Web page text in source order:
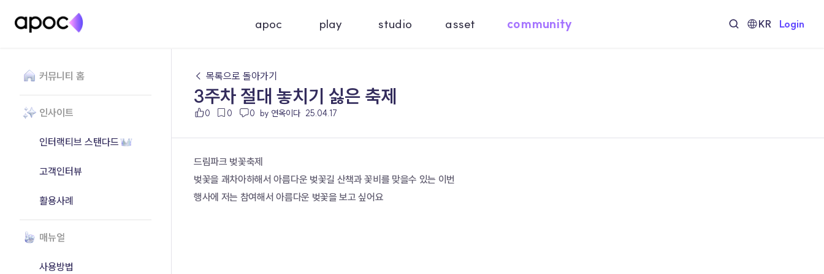
apoc play studio asset community KR Login
커뮤니티 홈
인사이트
인터랙티브 스탠다드
고객인터뷰
활용사례
매뉴얼
사용방법
← 목록으로 돌아가기
3주차 절대 놓치기 싫은 축제
0 0 0 by 연옥이다 25.04.17
드림파크 벚꽃축제
벚꽃을 괘차아하해서 아름다운 벚꽃길 산책과 꽃비를 맞을수 있는 이번
행사에 저는 참여해서 아름다운 벚꽃을 보고 싶어요